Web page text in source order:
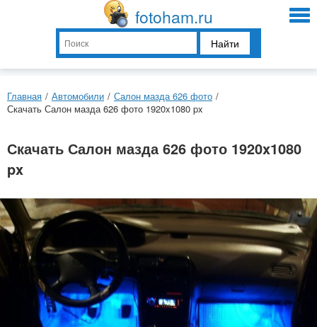
fotoham.ru
Найти
Главная / Автомобили / Салон мазда 626 фото /
Скачать Салон мазда 626 фото 1920x1080 px
Скачать Салон мазда 626 фото 1920x1080
px